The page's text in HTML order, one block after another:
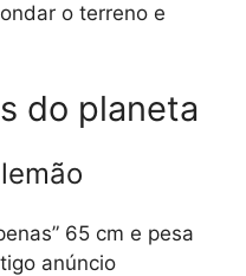
o terreno e
do planeta
65 cm e pesa
anúncio